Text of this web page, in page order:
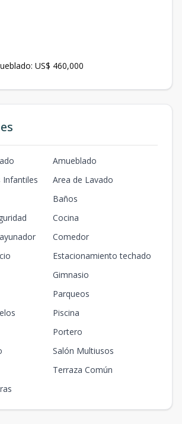
US$ 460,000
Amueblado
Infantiles
Area de Lavado
Baños
Cocina
Comedor
Estacionamiento techado
Gimnasio
Parqueos
Piscina
Portero
Salón Multiusos
Terraza Común